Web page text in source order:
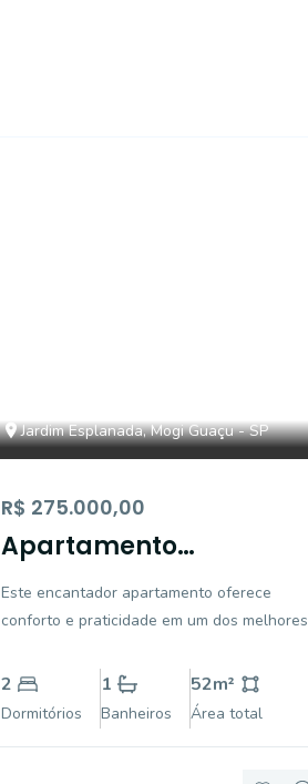
Jardim Esplanada, Mogi Guaçu - SP
R$ 275.000,00
Apartamento
Condomínio Recanto
das Rosas
Este encantador apartamento oferece
conforto e praticidade em um dos melhores
ideal para momentos de descanso e
privacidade. Sala e cozinha integradas
proporcionando um espaço acolhedor para
2
Dormitórios
1
Banheiros
52m²
Área total